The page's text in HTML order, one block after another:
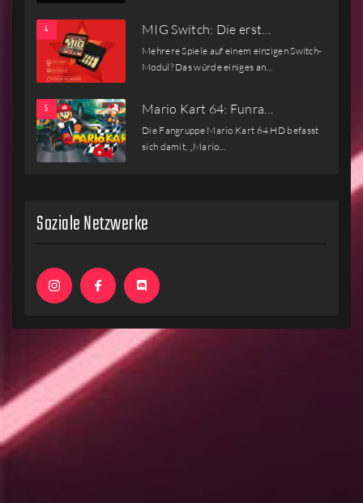
MIG Switch: Die erst…
Mehrere Spiele auf einem einzigen Switch-
Modul? Das würde einiges an…
Mario Kart 64: Funra…
Die Fangruppe Mario Kart 64 HD befasst
sich damit, „Mario…
Soziale Netzwerke